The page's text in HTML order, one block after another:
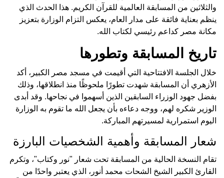
والثلاثين من المسابقة العالمية للقرآن الكريم. هذا الحدث الذي
ينظم بعناية فائقة على مدار العام، يعكس التزام الوزارة بتعزيز
مكانة مصر كداعم رئيسي لكتاب الله.
تاريخ المسابقة وتطورها
خلال الجلسة الافتتاحية التي أقيمت في مسجد مصر الكبير، أكد
الأزهري أن المسابقة شهدت تطورًا ملحوظًا منذ انطلاقها، وذلك
بفضل جهود الوزراء السابقين الذين أسهموا في نجاحها. وقد أبدى
الوزير شكره لهم، ووجه دعاءه بأن يجعل الله ما تقوم به الوزارة
اليوم استمرارية لمسيرتهم المباركة.
شعار المسابقة وأهمية الشخصيات البارزة
تقام النسخة الحالية من المسابقة تحت شعار "نور وكتاب"، وتكرم
القارئ الكبير الشيخ الشحات محمد أنور، الذي يعتبر واحدًا من